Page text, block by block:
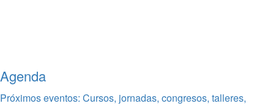
Agenda
Próximos eventos: Cursos, jornadas, congresos, talleres,